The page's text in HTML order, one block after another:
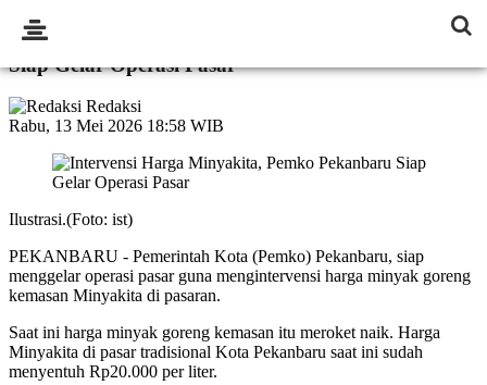
Intervensi Harga Minyakita, Pemko Pekanbaru
Siap Gelar Operasi Pasar
Redaksi
Rabu, 13 Mei 2026 18:58 WIB
Ilustrasi.(Foto: ist)
PEKANBARU - Pemerintah Kota (Pemko) Pekanbaru, siap
menggelar operasi pasar guna mengintervensi harga minyak goreng
kemasan Minyakita di pasaran.
Saat ini harga minyak goreng kemasan itu meroket naik. Harga
Minyakita di pasar tradisional Kota Pekanbaru saat ini sudah
menyentuh Rp20.000 per liter.